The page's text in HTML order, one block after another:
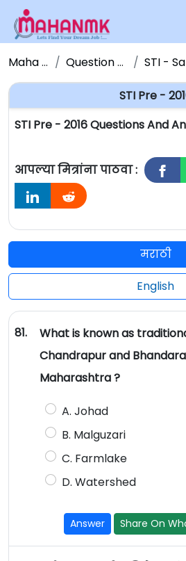
Maha NMK Question Papers STI - Sales
STI Pre -
STI Pre - 2016 Questions And
आपल्या मित्रांना पाठवा :
मराठी
English
81.
What is known as
Chandrapur and
Maharashtra ?
A. Johad
B. Malguzari
C. Farmlake
D. Watershed
Answer Share On